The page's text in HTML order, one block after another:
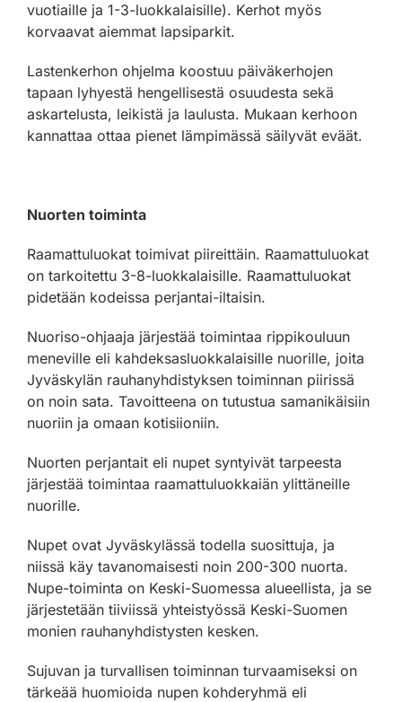
vuotiaille ja 1-3-luokkalaisille). Kerhot myös
korvaavat aiemmat lapsiparkit.
Lastenkerhon ohjelma koostuu päiväkerhojen
tapaan lyhyestä hengellisestä osuudesta sekä
askartelusta, leikistä ja laulusta. Mukaan kerhoon
kannattaa ottaa pienet lämpimässä säilyvät eväät.
Nuorten toiminta
Raamattuluokat toimivat piireittäin. Raamattuluokat
on tarkoitettu 3-8-luokkalaisille. Raamattuluokat
pidetään kodeissa perjantai-iltaisin.
Nuoriso-ohjaaja järjestää toimintaa rippikouluun
meneville eli kahdeksasluokkalaisille nuorille, joita
Jyväskylän rauhanyhdistyksen toiminnan piirissä
on noin sata. Tavoitteena on tutustua samanikäisiin
nuoriin ja omaan kotisiioniin.
Nuorten perjantait eli nupet syntyivät tarpeesta
järjestää toimintaa raamattuluokkaiän ylittäneille
nuorille.
Nupet ovat Jyväskylässä todella suosittuja, ja
niissä käy tavanomaisesti noin 200-300 nuorta.
Nupe-toiminta on Keski-Suomessa alueellista, ja se
järjestetään tiiviissä yhteistyössä Keski-Suomen
monien rauhanyhdistysten kesken.
Sujuvan ja turvallisen toiminnan turvaamiseksi on
tärkeää huomioida nupen kohderyhmä eli